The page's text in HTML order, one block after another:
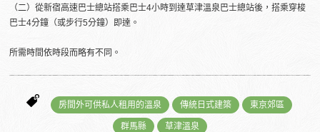
（二）從新宿高速巴士總站搭乘巴士4小時到達草津溫泉巴士總站後，搭乘穿梭
巴士4分鐘（或步行5分鐘）即達。
所需時間依時段而略有不同。
房間外可供私人租用的溫泉 傳統日式建築 東京郊區
群馬縣 草津溫泉